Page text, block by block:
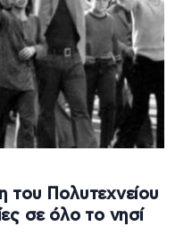
του Πολυτεχνείου
σε όλο το νησί